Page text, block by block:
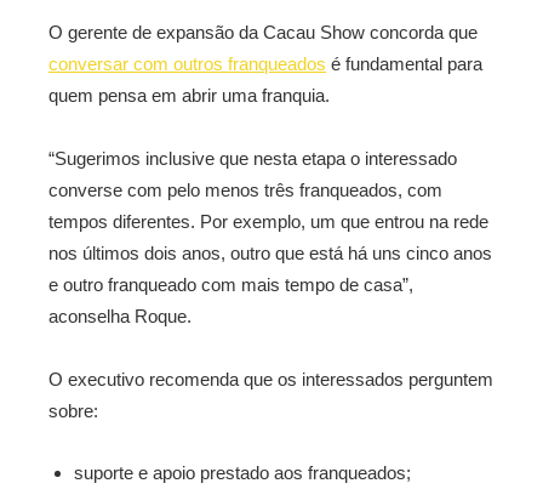
O gerente de expansão da Cacau Show concorda que
conversar com outros franqueados é fundamental para
quem pensa em abrir uma franquia.
“Sugerimos inclusive que nesta etapa o interessado
converse com pelo menos três franqueados, com
tempos diferentes. Por exemplo, um que entrou na rede
nos últimos dois anos, outro que está há uns cinco anos
e outro franqueado com mais tempo de casa”,
aconselha Roque.
O executivo recomenda que os interessados perguntem
sobre:
suporte e apoio prestado aos franqueados;